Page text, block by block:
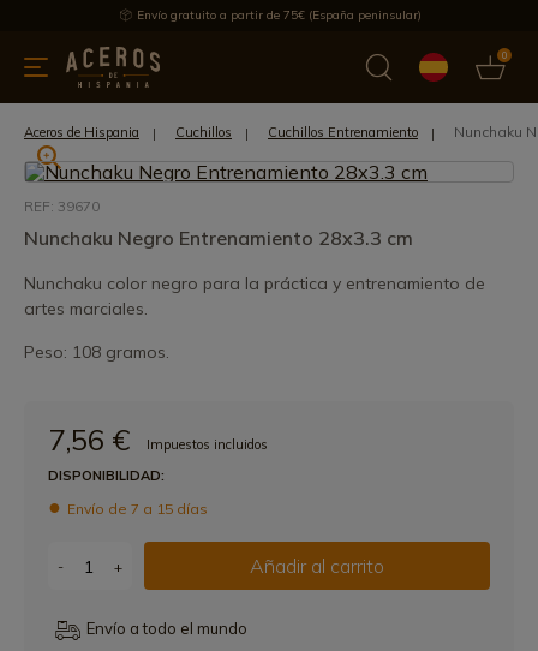
Envío gratuito a partir de 75€ (España peninsular)
0
menaje Ofertas Ultimas novedades Los más vendidos
Aceros de Hispania Cuchillos Cuchillos Entrenamiento Nunchaku
REF: 39670
Nunchaku Negro Entrenamiento 28x3.3 cm
Nunchaku color negro para la práctica y entrenamiento de
artes marciales.
Peso: 108 gramos.
7,56 €
Impuestos incluidos
DISPONIBILIDAD:
Envío de 7 a 15 días
- + Añadir al carrito
Envío a todo el mundo